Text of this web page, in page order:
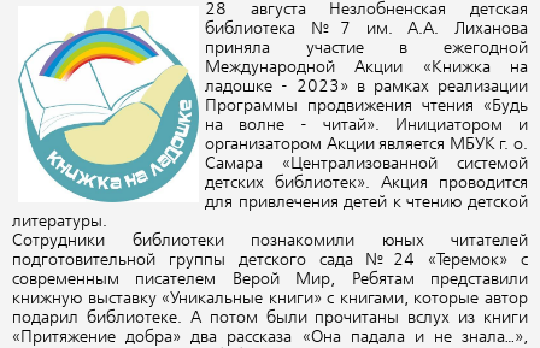
28 августа Незлобненская детская
библиотека №7 им. А.А. Лиханова
приняла участие в ежегодной
Международной Акции «Книжка на
ладошке - 2023» в рамках реализации
Программы продвижения чтения «Будь
на волне - читай». Инициатором и
организатором Акции является МБУК г. о.
Самара «Централизованной системой
детских библиотек». Акция проводится
для привлечения детей к чтению детской
литературы.
Сотрудники библиотеки познакомили юных читателей
подготовительной группы детского сада №24 «Теремок» с
современным писателем Верой Мир, Ребятам представили
книжную выставку «Уникальные книги» с книгами, которые автор
подарил библиотеке. А потом были прочитаны вслух из книги
«Притяжение добра» два рассказа «Она падала и не знала…»,